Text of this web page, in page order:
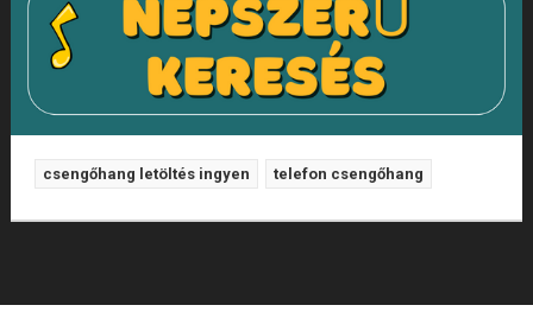
csengőhang letöltés ingyen telefon csengőhang